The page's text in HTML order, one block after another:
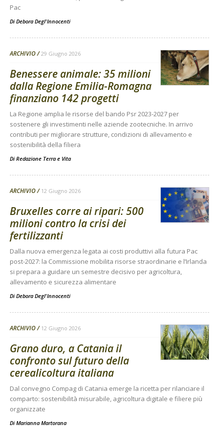
Pac
Di Debora Degl'Innocenti
ARCHIVIO 29 Giugno 2026
Benessere animale: 35 milioni
dalla Regione Emilia-Romagna
finanziano 142 progetti
La Regione amplia le risorse del bando Psr 2023-2027 per
sostenere gli investimenti nelle aziende zootecniche. In arrivo
contributi per migliorare strutture, condizioni di allevamento e
sostenibilità della filiera
Di Redazione Terra e Vita
ARCHIVIO 12 Giugno 2026
Bruxelles corre ai ripari: 500
milioni contro la crisi dei
fertilizzanti
Dalla nuova emergenza legata ai costi produttivi alla futura Pac
post-2027: la Commissione mobilita risorse straordinarie e l’Irlanda
si prepara a guidare un semestre decisivo per agricoltura,
allevamento e sicurezza alimentare
Di Debora Degl'Innocenti
ARCHIVIO 12 Giugno 2026
Grano duro, a Catania il
confronto sul futuro della
cerealicoltura italiana
Dal convegno Compag di Catania emerge la ricetta per rilanciare il
comparto: sostenibilità misurabile, agricoltura digitale e filiere più
organizzate
Di Marianna Martorana